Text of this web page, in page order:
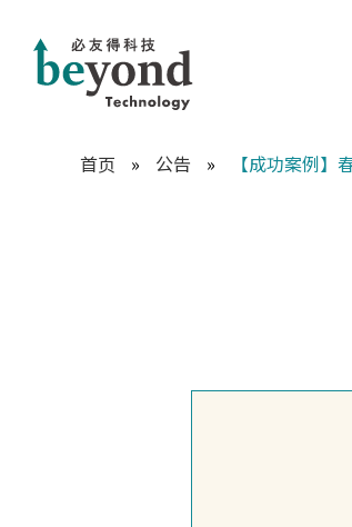
首页 » 公告 » 【成功案例】